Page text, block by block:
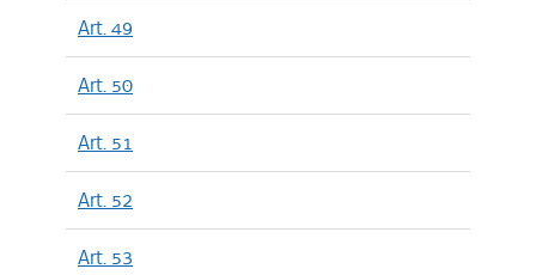
Art. 49
Art. 50
Art. 51
Art. 52
Art. 53